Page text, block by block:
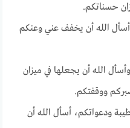
حسناتكم.
الله أن يخفف عني وعنكم
الله أن يجعلها في ميزان
ووقفتكم.
ودعواتكم، أسأل الله أن